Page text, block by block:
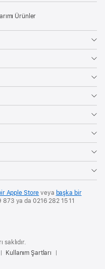
Ürünler
Apple Store veya başka bir
ya da 0216 282 15 11
Kullanım Şartları